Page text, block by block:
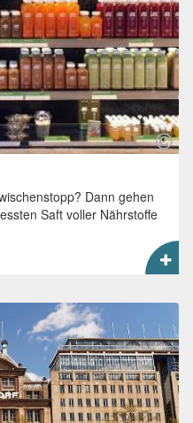
Dann gehen
Saft voller Nährstoffe